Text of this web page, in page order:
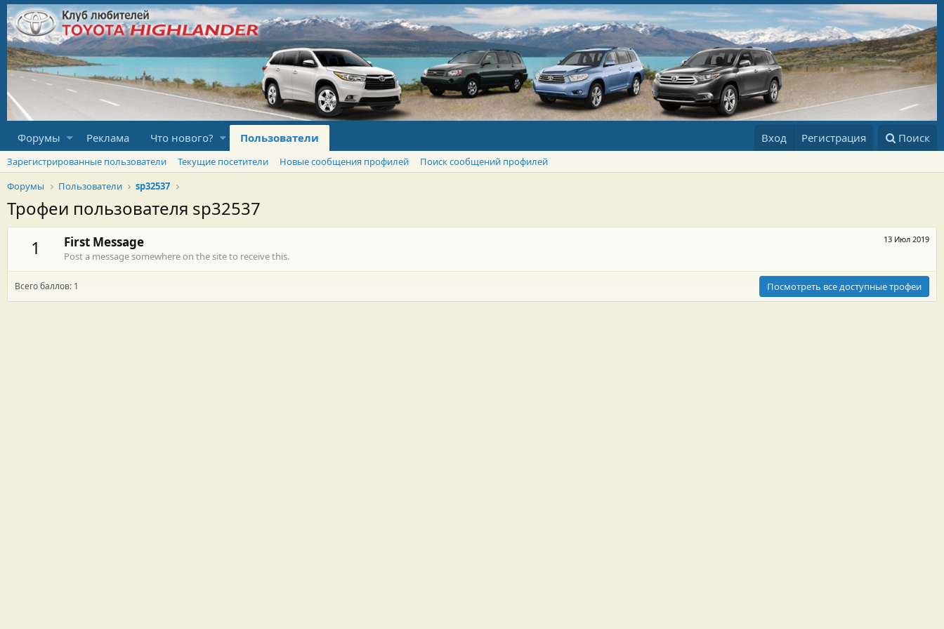
Форумы Реклама Что нового? Пользователи Вход Регистрация Поиск
Зарегистрированные пользователи Текущие посетители Новые сообщения профилей
Поиск сообщений профилей
Форумы
Пользователи sp32537
Трофеи пользователя sp32537
1
13 Июл 2019
First Message
Post a message somewhere on the site to receive this.
Всего баллов: 1 Посмотреть все доступные трофеи